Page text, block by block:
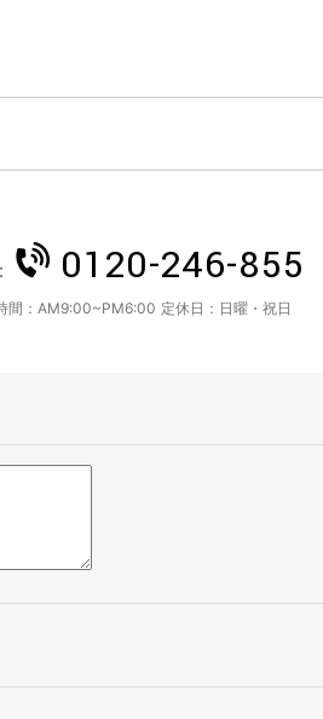
0120-246-855
間：AM9:00~PM6:00 定休日： 日曜・祝日